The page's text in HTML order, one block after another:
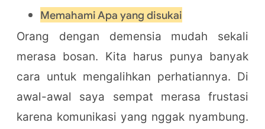
Memahami Apa yang disukai
Orang dengan demensia mudah sekali
merasa bosan. Kita harus punya banyak
cara untuk mengalihkan perhatiannya. Di
awal-awal saya sempat merasa frustasi
karena komunikasi yang nggak nyambung.